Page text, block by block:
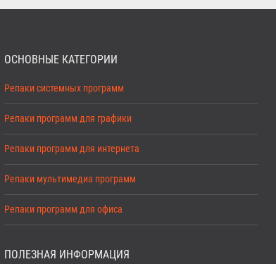
ОСНОВНЫЕ КАТЕГОРИИ
Репаки системных программ
Репаки программ для графики
Репаки программ для интернета
Репаки мультимедиа программ
Репаки программ для офиса
ПОЛЕЗНАЯ ИНФОРМАЦИЯ